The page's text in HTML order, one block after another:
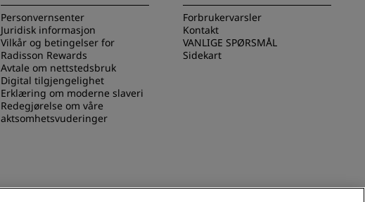
Personvernsenter
Juridisk informasjon
Vilkår og betingelser for
Radisson Rewards
Avtale om nettstedsbruk
Digital tilgjengelighet
Erklæring om moderne slaveri
Redegjørelse om våre
aktsomhetsvuderinger
Forbrukervarsler
Kontakt
VANLIGE SPØRSMÅL
Sidekart